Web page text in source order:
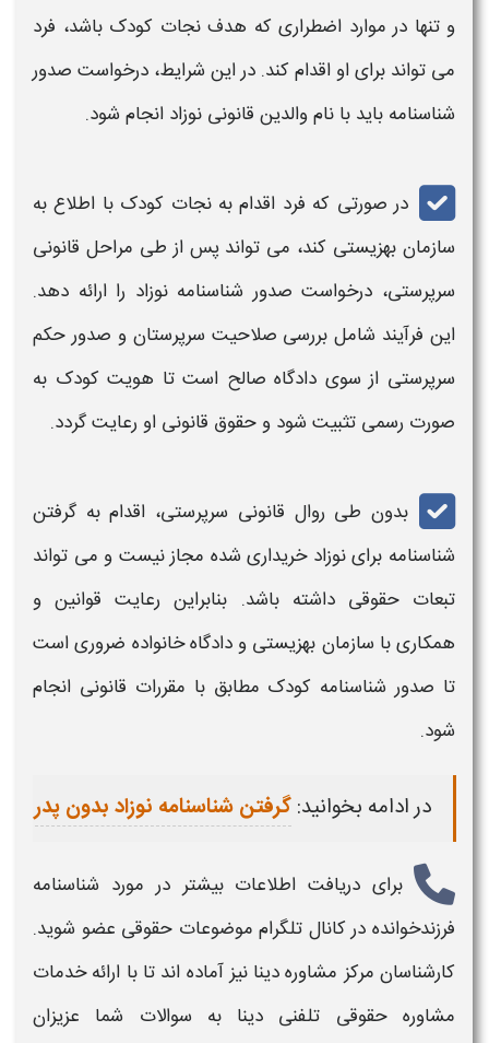
و تنها در موارد اضطراری که هدف نجات کودک باشد، فرد
می‌ تواند برای او اقدام کند. در این شرایط، درخواست صدور
شناسنامه باید با نام والدین قانونی نوزاد انجام شود.
در صورتی که فرد اقدام به نجات کودک با اطلاع به
سازمان بهزیستی کند، می‌ تواند پس از طی مراحل قانونی
سرپرستی، درخواست صدور شناسنامهنوزاد را ارائه دهد.
این فرآیند شامل بررسی صلاحیت سرپرستان و صدور حکم
سرپرستی از سوی دادگاه صالح است تا هویت کودک به
صورت رسمی تثبیت شود و حقوق قانونی او رعایت گردد.
بدون طی روال قانونی سرپرستی، اقدام به گرفتن
شناسنامه برای نوزاد خریداری شده مجاز نیست و می‌ تواند
تبعات حقوقی داشته باشد. بنابراین رعایت قوانین و
همکاری با سازمان بهزیستی و دادگاه خانواده ضروری است
تا صدور شناسنامه کودک مطابق با مقررات قانونی انجام
شود.
در ادامه بخوانید:گرفتن شناسنامه نوزاد بدون پدر
برای دریافت اطلاعات بیشتر در مورد شناسنامه
فرزندخوانده در کانال تلگرام موضوعات حقوقی عضو شوید.
کارشناسان مرکز مشاوره دینا نیز آماده اند تا با ارائه خدمات
مشاوره حقوقی تلفنی دینا به سوالات شما عزیزان